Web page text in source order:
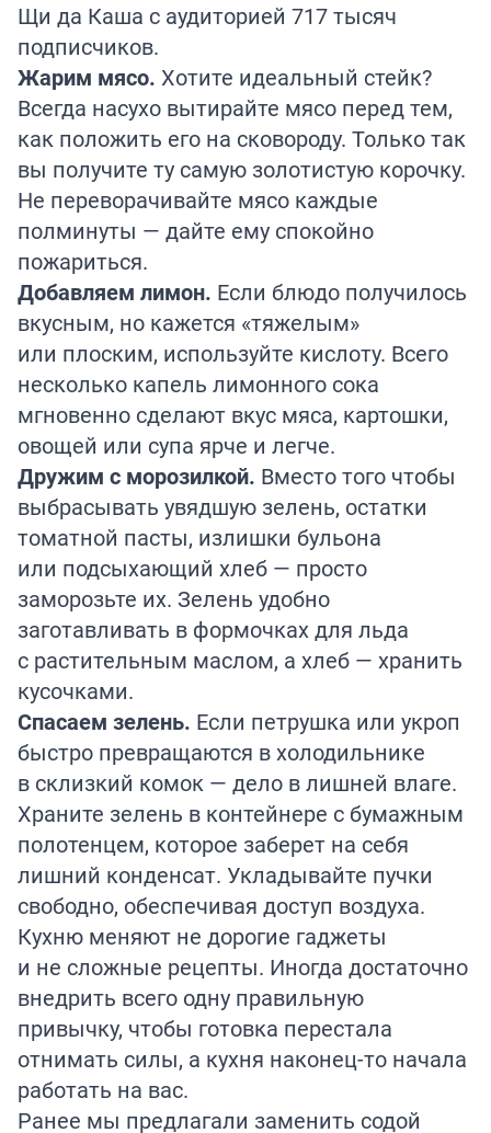
Щи да Каша с аудиторией 717 тысяч
подписчиков.
Жарим мясо. Хотите идеальный стейк?
Всегда насухо вытирайте мясо перед тем,
как положить его на сковороду. Только так
вы получите ту самую золотистую корочку.
Не переворачивайте мясо каждые
полминуты — дайте ему спокойно
пожариться.
Добавляем лимон. Если блюдо получилось
вкусным, но кажется «тяжелым»
или плоским, используйте кислоту. Всего
несколько капель лимонного сока
мгновенно сделают вкус мяса, картошки,
овощей или супа ярче и легче.
Дружим с морозилкой. Вместо того чтобы
выбрасывать увядшую зелень, остатки
томатной пасты, излишки бульона
или подсыхающий хлеб — просто
заморозьте их. Зелень удобно
заготавливать в формочках для льда
с растительным маслом, а хлеб — хранить
кусочками.
Спасаем зелень. Если петрушка или укроп
быстро превращаются в холодильнике
в склизкий комок — дело в лишней влаге.
Храните зелень в контейнере с бумажным
полотенцем, которое заберет на себя
лишний конденсат. Укладывайте пучки
свободно, обеспечивая доступ воздуха.
Кухню меняют не дорогие гаджеты
и не сложные рецепты. Иногда достаточно
внедрить всего одну правильную
привычку, чтобы готовка перестала
отнимать силы, а кухня наконец-то начала
работать на вас.
Ранее мы предлагали заменить содой